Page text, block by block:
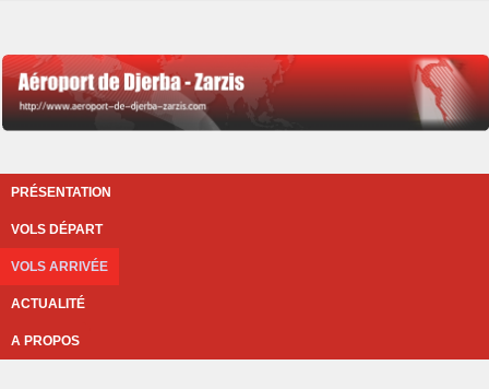
PRÉSENTATION
VOLS DÉPART
VOLS ARRIVÉE
ACTUALITÉ
A PROPOS